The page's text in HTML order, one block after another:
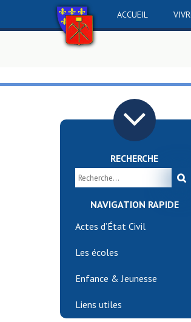
ACCUEIL
RECHERCHE
NAVIGATION RAPIDE
Actes d’État Civil
Les écoles
Enfance & Jeunesse
Liens utiles